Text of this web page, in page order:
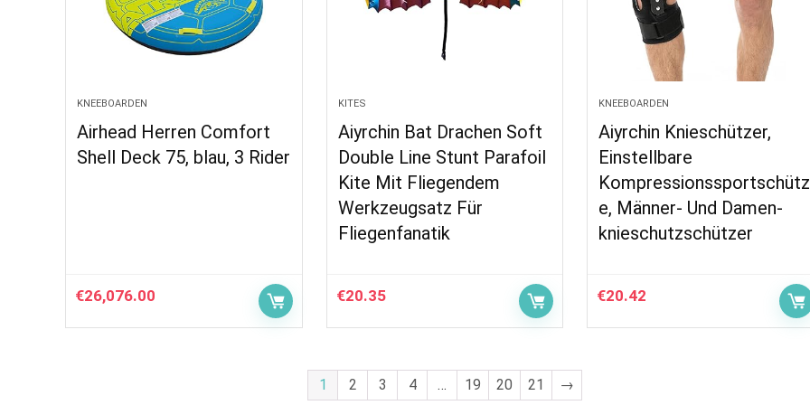
KNEEBOARDEN
Airhead Herren Comfort
Shell Deck 75, blau, 3 Rider
€26,076.00
KITES
Aiyrchin Bat Drachen Soft
Double Line Stunt Parafoil
Kite Mit Fliegendem
Werkzeugsatz Für
Fliegenfanatik
€20.35
KNEEBOARDEN
Aiyrchin Knieschützer,
Einstellbare
Kompressionssportschütz
e, Männer- Und Damen-
knieschutzschützer
€20.42
1 2 3 4 … 19 20 21 →